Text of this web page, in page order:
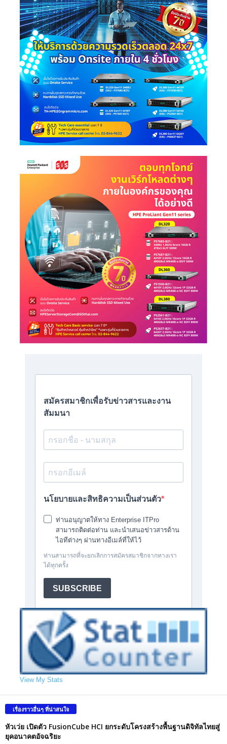
View My Stats
เรื่องราวอื่นๆ ที่น่าสนใจ
หัวเว่ย เปิดตัว FusionCube HCI ยกระดับโครงสร้างพื้นฐานดิจิทัลไทยสู่
ยุคอนาคตอัจฉริยะ